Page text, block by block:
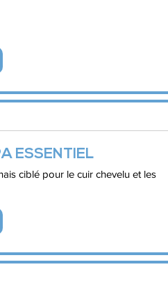
ESSENTIEL
ciblé pour le cuir chevelu et les